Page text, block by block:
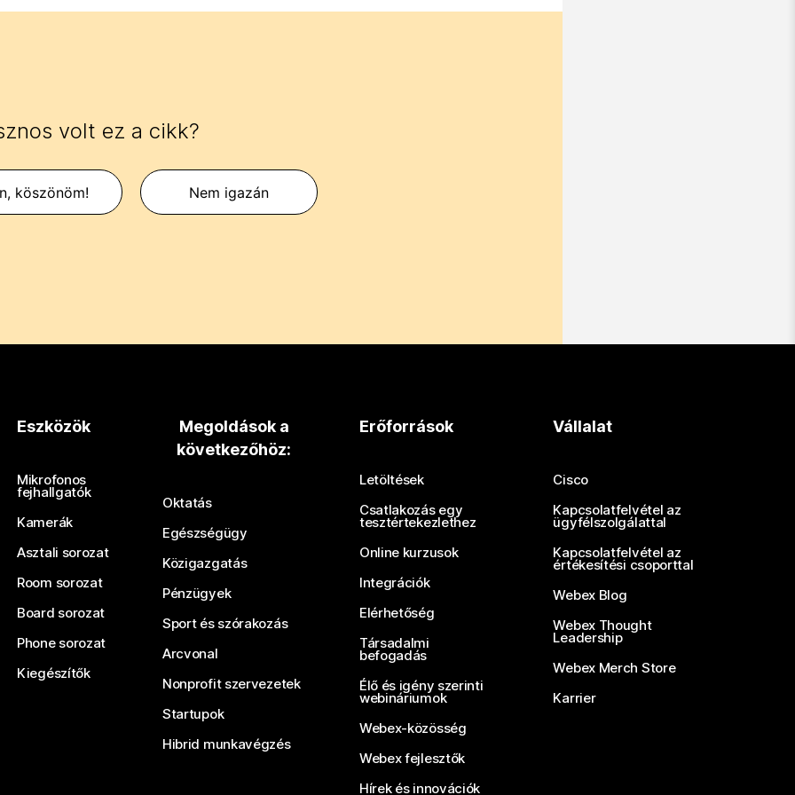
volt ez a cikk?
köszönöm! Nem igazán
Eszközök
Mikrofonos
fejhallgatók
Kamerák
Asztali sorozat
Room sorozat
Board sorozat
Phone sorozat
Kiegészítők
Megoldások a
következőhöz:
Oktatás
Egészségügy
Közigazgatás
Pénzügyek
Sport és szórakozás
Arcvonal
Nonprofit szervezetek
Startupok
Hibrid munkavégzés
Erőforrások
Letöltések
Csatlakozás egy
tesztértekezlethez
Online kurzusok
Integrációk
Elérhetőség
Társadalmi
befogadás
Élő és igény szerinti
webináriumok
Webex-közösség
Webex fejlesztők
Hírek és innovációk
Vállalat
Cisco
Kapcsolatfelvétel az
ügyfélszolgálattal
Kapcsolatfelvétel az
értékesítési csoporttal
Webex Blog
Webex Thought
Leadership
Webex Merch Store
Karrier